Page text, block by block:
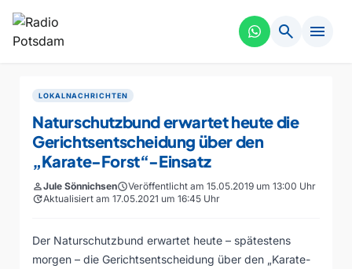
search menu
LOKALNACHRICHTEN
Naturschutzbund erwartet heute die
Gerichtsentscheidung über den
„Karate-Forst“-Einsatz
personJule SönnichsenscheduleVeröffentlicht am 15.05.2019 um 13:00 Uhr
updateAktualisiert am 17.05.2021 um 16:45 Uhr
Der Naturschutzbund erwartet heute – spätestens
morgen – die Gerichtsentscheidung über den „Karate-